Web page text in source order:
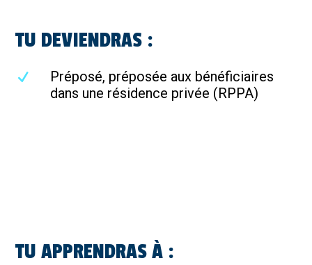
TU DEVIENDRAS :
Préposé, préposée aux bénéficiaires
dans une résidence privée (RPPA)
TU APPRENDRAS À :